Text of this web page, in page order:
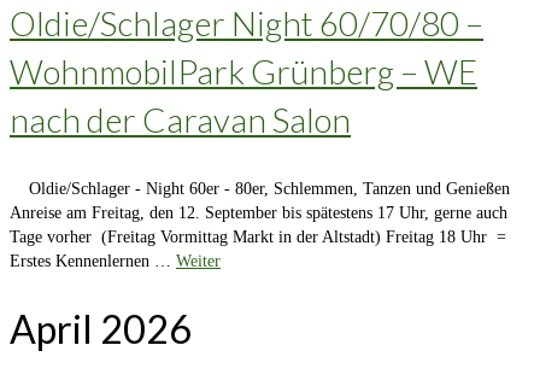
Oldie/Schlager Night 60/70/80 –
WohnmobilPark Grünberg – WE
nach der Caravan Salon
Oldie/Schlager - Night 60er - 80er, Schlemmen, Tanzen und Genießen
Anreise am Freitag, den 12. September bis spätestens 17 Uhr, gerne auch
Tage vorher (Freitag Vormittag Markt in der Altstadt) Freitag 18 Uhr =
Erstes Kennenlernen … Weiter
April 2026